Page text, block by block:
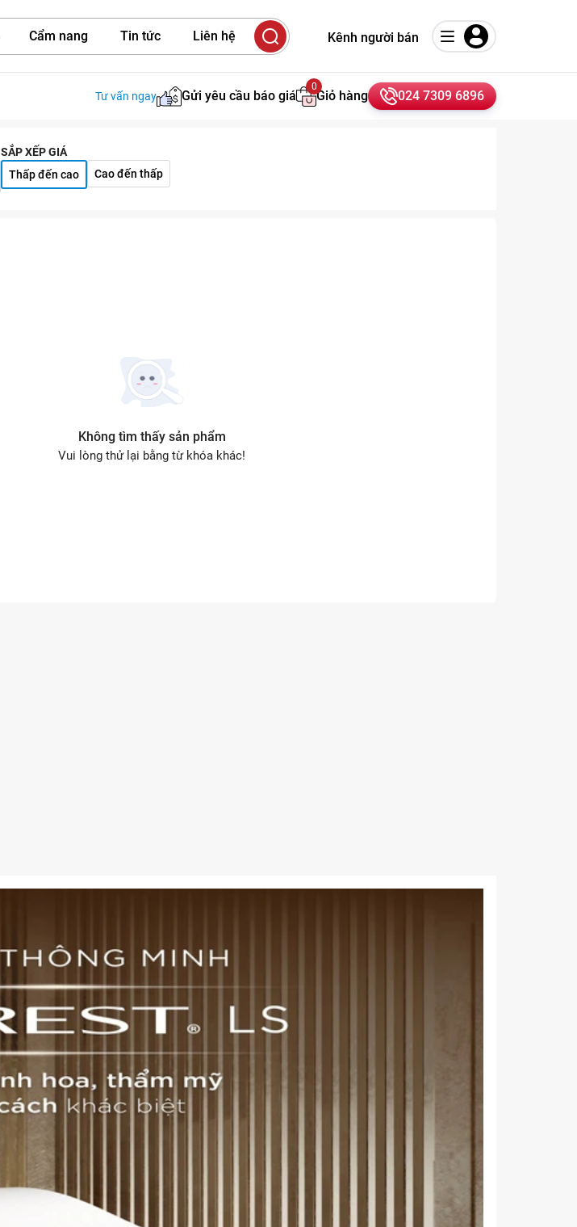
Cẩm nang Tin tức Liên hệ Kênh người bán
Tư vấn ngay Gửi yêu cầu báo giá Giỏ hàng
0
024 7309 6896
SẮP XẾP GIÁ
Thấp đến cao
Cao đến thấp
Không tìm thấy sản phẩm
Vui lòng thử lại bằng từ khóa khác!